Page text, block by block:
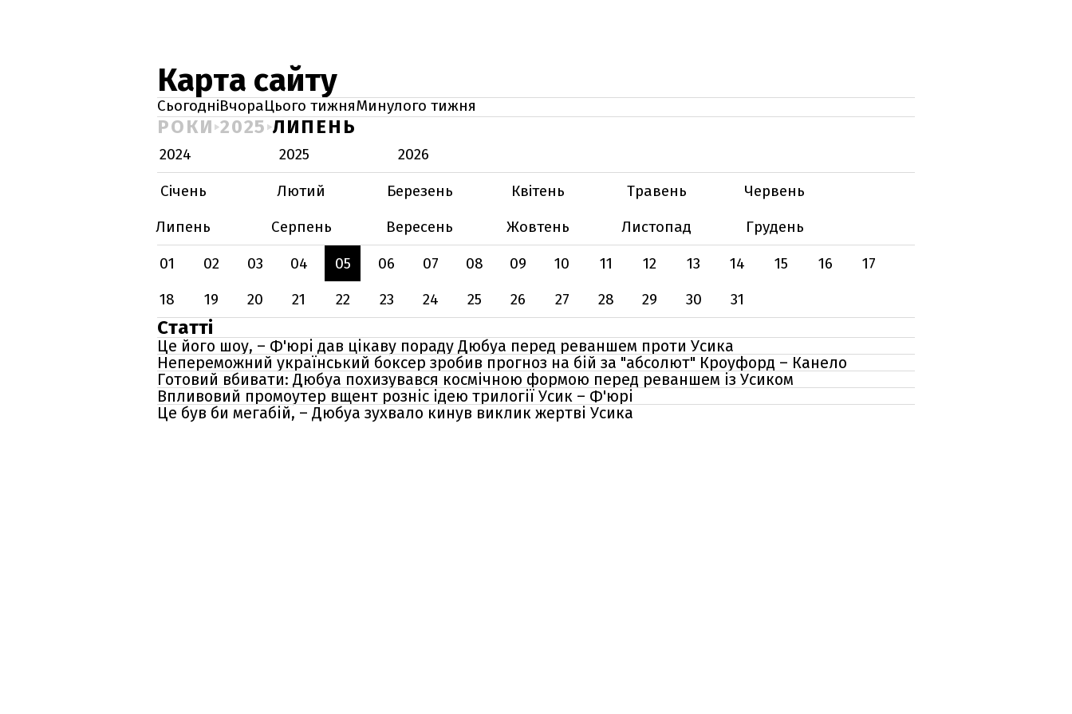
Карта сайту
СьогодніВчораЦього тижняМинулого тижня
РОКИ 2025 ЛИПЕНЬ
2024 2025
2026
Січень
Лютий Березень Квітень Травень
Червень
Липень
Серпень Вересень Жовтень Листопад
Грудень
01
02 03 04 05 06 07 08 09 10 11 12 13 14 15 16
17
18
19 20 21 22 23 24 25 26 27 28 29 30 31
Статті
Це його шоу, – Ф'юрі дав цікаву пораду Дюбуа перед реваншем проти Усика
Непереможний український боксер зробив прогноз на бій за "абсолют" Кроуфорд – Канело
Готовий вбивати: Дюбуа похизувався космічною формою перед реваншем із Усиком
Впливовий промоутер вщент розніс ідею трилогії Усик – Ф'юрі
Це був би мегабій, – Дюбуа зухвало кинув виклик жертві Усика